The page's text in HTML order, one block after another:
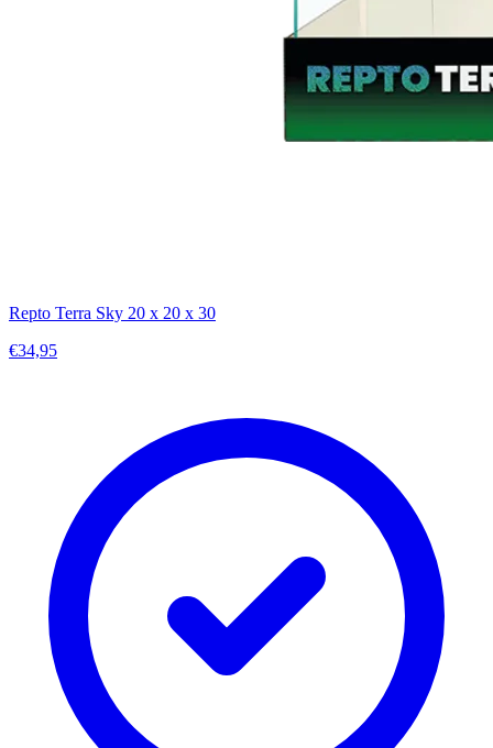
Repto Terra Sky 20 x 20 x 30
€34,95